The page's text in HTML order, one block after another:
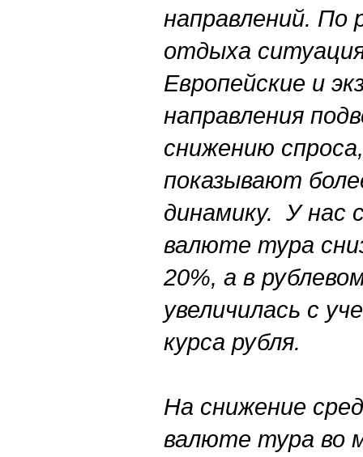
направлений. По
отдыха
Европейские и
направления
снижению
показывают
динамику. У нас
валюте тура
20%, а в
увеличилась с
курса рубля.
На снижение
валюте тура во